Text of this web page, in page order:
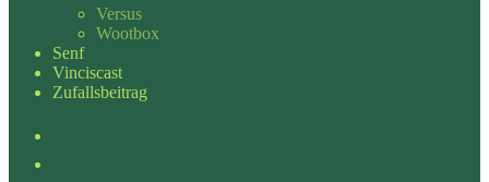
Versus
Wootbox
Senf
Vinciscast
Zufallsbeitrag